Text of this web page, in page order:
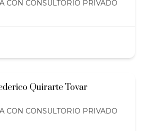
CON CONSULTORIO PRIVADO
Quirarte Tovar
CON CONSULTORIO PRIVADO